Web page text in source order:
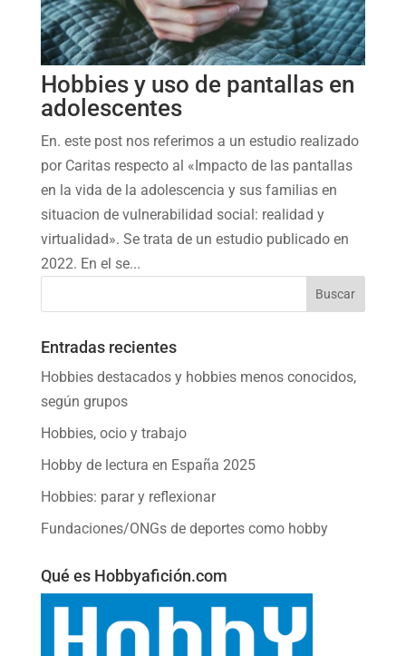
Hobbies y uso de pantallas en
adolescentes
En. este post nos referimos a un estudio realizado
por Caritas respecto al «Impacto de las pantallas
en la vida de la adolescencia y sus familias en
situacion de vulnerabilidad social: realidad y
virtualidad». Se trata de un estudio publicado en
2022. En el se...
Entradas recientes
Hobbies destacados y hobbies menos conocidos,
según grupos
Hobbies, ocio y trabajo
Hobby de lectura en España 2025
Hobbies: parar y reflexionar
Fundaciones/ONGs de deportes como hobby
Qué es Hobbyafición.com